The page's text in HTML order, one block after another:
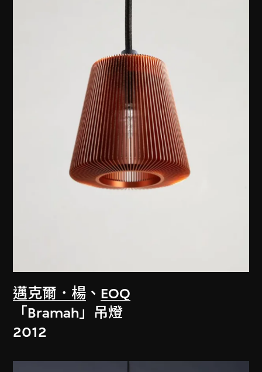
邁克爾．楊 、 EOQ
「Bramah」吊燈
2012